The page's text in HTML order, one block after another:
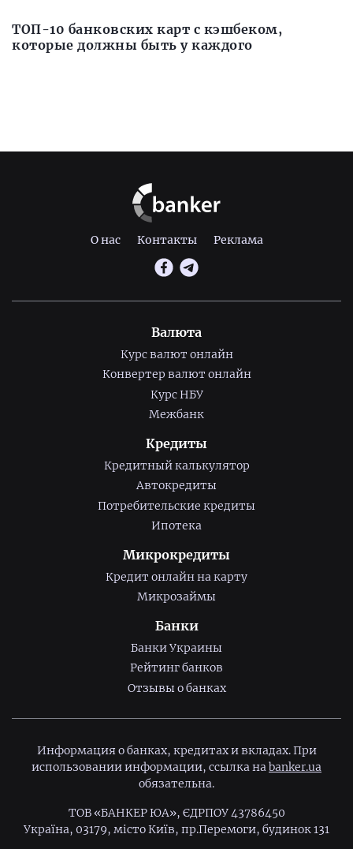
ТОП-10 банковских карт с кэшбеком,
которые должны быть у каждого
О нас Контакты Реклама
Валюта
Курс валют онлайн
Конвертер валют онлайн
Курс НБУ
Межбанк
Кредиты
Кредитный калькулятор
Автокредиты
Потребительские кредиты
Ипотека
Микрокредиты
Кредит онлайн на карту
Микрозаймы
Банки
Банки Украины
Рейтинг банков
Отзывы о банках
Информация о банках, кредитах и вкладах. При
использовании информации, ссылка на banker.ua
обязательна.
ТОВ «БАНКЕР ЮА», ЄДРПОУ 43786450
Україна, 03179, місто Київ, пр.Перемоги, будинок 131